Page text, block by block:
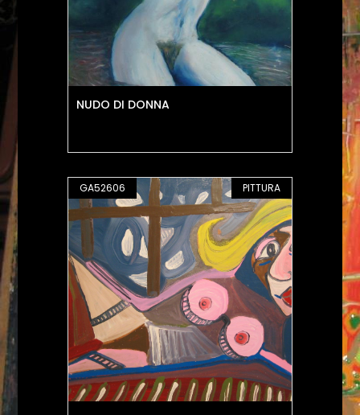
NUDO DI DONNA
GA52606 PITTURA